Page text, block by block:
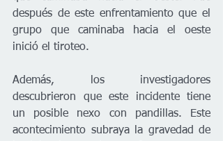
después de este enfrentamiento que el
grupo que caminaba hacia el oeste
inició el tiroteo.
Además, los investigadores
descubrieron que este incidente tiene
un posible nexo con pandillas. Este
acontecimiento subraya la gravedad de